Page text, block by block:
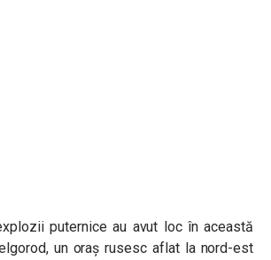
puternice au avut loc în această
un oraș rusesc aflat la nord-est